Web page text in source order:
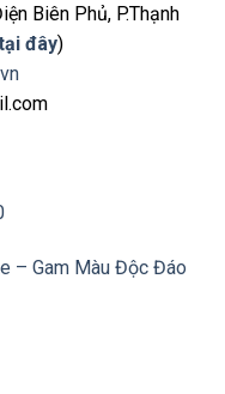
Biên Phủ, P.Thạnh
đây)
– Gam Màu Độc Đáo